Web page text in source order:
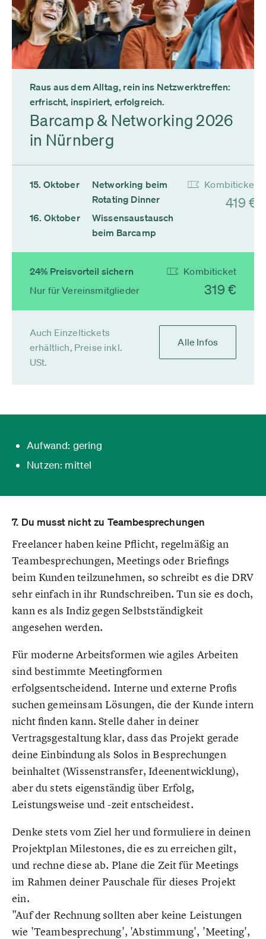
Raus aus dem Alltag, rein ins Netzwerktreffen:
erfrischt, inspiriert, erfolgreich.
Barcamp & Networking 2026
in Nürnberg
15. Oktober
Networking beim
Rotating Dinner
16. Oktober
Wissensaustausch
beim Barcamp
Kombiticket
419 €
24% Preisvorteil sichern
Nur für Vereinsmitglieder
Kombiticket
319 €
Auch Einzeltickets
erhältlich, Preise inkl.
USt.
Alle Infos
Aufwand: gering
Nutzen: mittel
7. Du musst nicht zu Teambesprechungen
Freelancer haben keine Pflicht, regelmäßig an
Teambesprechungen, Meetings oder Briefings
beim Kunden teilzunehmen, so schreibt es die DRV
sehr einfach in ihr Rundschreiben. Tun sie es doch,
kann es als Indiz gegen Selbstständigkeit
angesehen werden.
Für moderne Arbeitsformen wie agiles Arbeiten
sind bestimmte Meetingformen
erfolgsentscheidend. Interne und externe Profis
suchen gemeinsam Lösungen, die der Kunde intern
nicht finden kann. Stelle daher in deiner
Vertragsgestaltung klar, dass das Projekt gerade
deine Einbindung als Solos in Besprechungen
beinhaltet (Wissenstransfer, Ideenentwicklung),
aber du stets eigenständig über Erfolg,
Leistungsweise und -zeit entscheidest.
Denke stets vom Ziel her und formuliere in deinen
Projektplan Milestones, die es zu erreichen gilt,
und rechne diese ab. Plane die Zeit für Meetings
im Rahmen deiner Pauschale für dieses Projekt
ein.
"Auf der Rechnung sollten aber keine Leistungen
wie 'Teambesprechung', 'Abstimmung', 'Meeting',